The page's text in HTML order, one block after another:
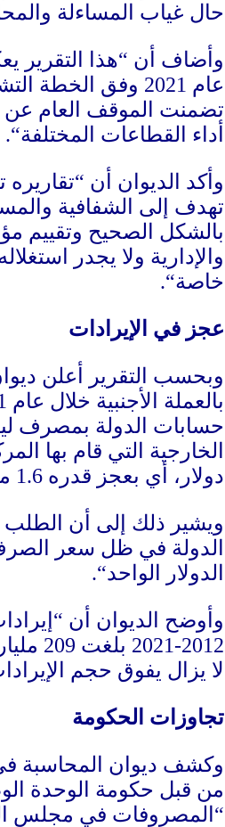
حال غياب المساءلة
وأضاف أن “هذا
عام 2021 وفق الخطة
تضمنت الموقف العام عن
أداء القطاعات المختلفة“.
وأكد الديوان أن “تقاريره
تهدف إلى الشفافية
بالشكل الصحيح وتقييم
والإدارية ولا يجدر
خاصة“.
عجز في الإيرادات
وبحسب التقرير أعلن
بالعملة الأجنبية خلال عام
حسابات الدولة بمصرف
الخارجية التي قام بها
دولار، أي بعجز قدره 1.6
ويشير ذلك إلى أن الطلب
الدولة في ظل سعر
الدولار الواحد“.
وأوضح الديوان أن “
2012-2021
بلغت 209
لا يزال يفوق حجم
تجاوزات الحكومة
وكشف ديوان المحاسبة
من قبل حكومة الوحدة
“ المصروفات في مجلس